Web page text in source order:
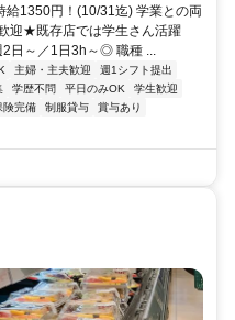
1350円！(10/31迄) 学業との両
迎★既存店では学生さん活躍
日～／1日3h～◎ 職種 ...
主婦・主夫歓迎
週1シフト提出
学歴不問 平日のみOK
学生歓迎
険完備 制服貸与
賞与あり